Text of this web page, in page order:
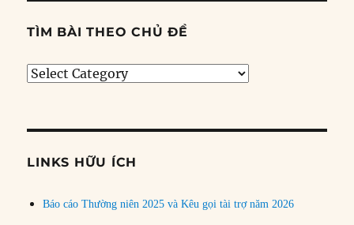
TÌM BÀI THEO CHỦ ĐỀ
Tìm
đề
LINKS HỮU ÍCH
Báo cáo Thường niên 2025 và Kêu gọi tài trợ năm 2026